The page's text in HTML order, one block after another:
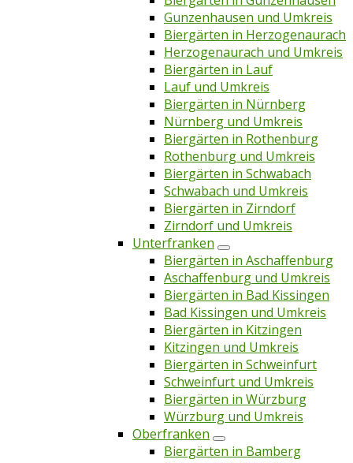
Gunzenhausen und Umkreis
Biergärten in Herzogenaurach
Herzogenaurach und Umkreis
Biergärten in Lauf
Lauf und Umkreis
Biergärten in Nürnberg
Nürnberg und Umkreis
Biergärten in Rothenburg
Rothenburg und Umkreis
Biergärten in Schwabach
Schwabach und Umkreis
Biergärten in Zirndorf
Zirndorf und Umkreis
Unterfranken
Biergärten in Aschaffenburg
Aschaffenburg und Umkreis
Biergärten in Bad Kissingen
Bad Kissingen und Umkreis
Biergärten in Kitzingen
Kitzingen und Umkreis
Biergärten in Schweinfurt
Schweinfurt und Umkreis
Biergärten in Würzburg
Würzburg und Umkreis
Oberfranken
Biergärten in Bamberg